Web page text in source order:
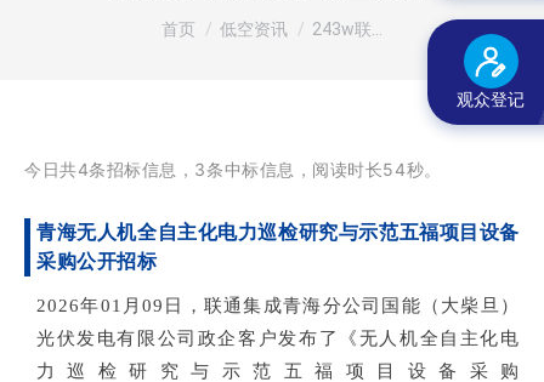
您在这里：
首页 低空资讯 243w联…
今日共4条招标信息，3条中标信息，阅读时长54秒。
青海无人机全自主化电力巡检研究与示范五福项目设备
采购公开招标
2026年01月09日，联通集成青海分公司国能（大柴旦）
光伏发电有限公司 政企客户发布了《无人机全自主化电
力巡检研究与示范五福项目设备采购
观众登记